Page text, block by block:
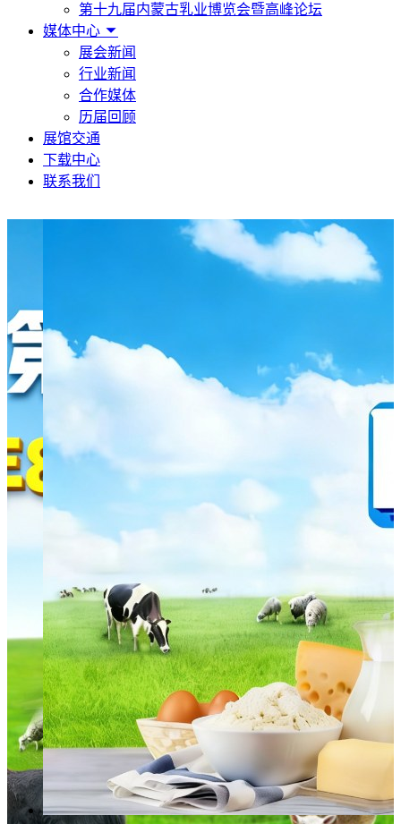
第十九届内蒙古乳业博览会暨高峰论坛
媒体中心
展会新闻
行业新闻
合作媒体
历届回顾
展馆交通
下载中心
联系我们